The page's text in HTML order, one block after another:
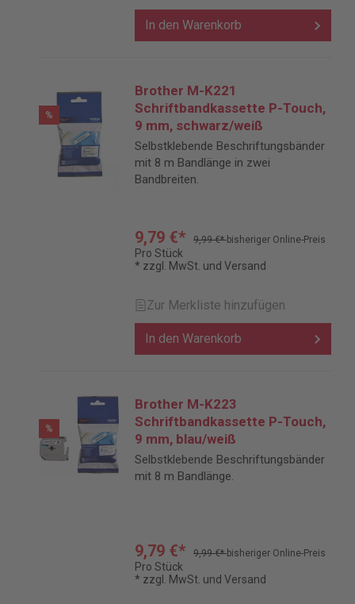
In den Warenkorb
%
Brother M-K221
Schriftbandkassette P-Touch,
9 mm, schwarz/weiß
Selbstklebende Beschriftungsbänder
mit 8 m Bandlänge in zwei
Bandbreiten.
9,79 €* 9,99 €*bisheriger Online-Preis
Pro Stück
* zzgl. MwSt. und Versand
Zur Merkliste hinzufügen
In den Warenkorb
%
Brother M-K223
Schriftbandkassette P-Touch,
9 mm, blau/weiß
Selbstklebende Beschriftungsbänder
mit 8 m Bandlänge.
9,79 €* 9,99 €*bisheriger Online-Preis
Pro Stück
* zzgl. MwSt. und Versand